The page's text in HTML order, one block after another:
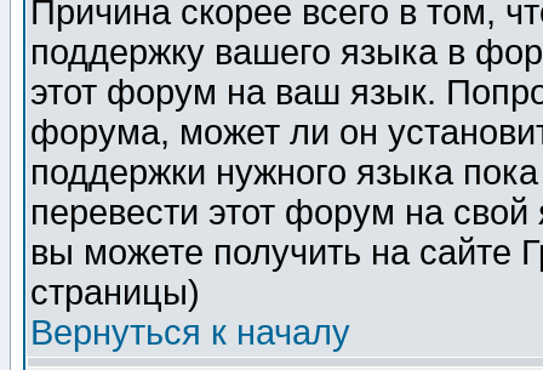
Причина скорее всего в том,
поддержку вашего языка в
этот форум на ваш язык.
форума, может ли он
поддержки нужного языка
перевести этот форум на
вы можете получить на сайте
страницы)
Вернуться к началу